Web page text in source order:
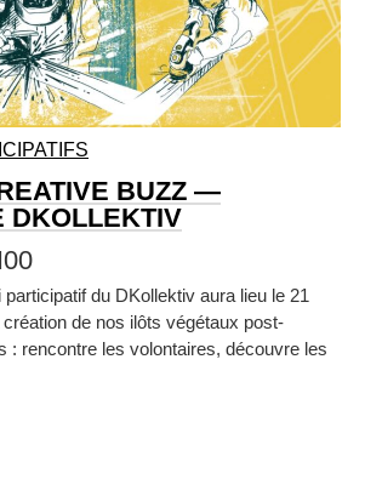
BUZZ —
DKOLLEKTIV
du DKollektiv aura lieu le 21
de nos ilôts végétaux post-
: rencontre les volontaires, découvre les